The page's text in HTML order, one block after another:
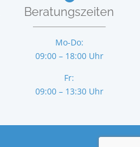
Beratungszeiten
Mo-Do:
09:00 – 18:00 Uhr
Fr:
09:00 – 13:30 Uhr